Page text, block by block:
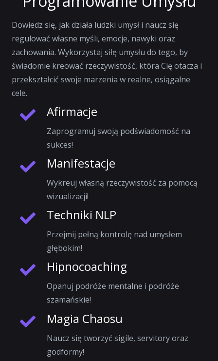
Dowiedz się, jak działa ludzki umysł i naucz się
regulować własne myśli, emocje, nawyki oraz
zachowania. Wykorzystaj siłę umysłu do tego, by
świadomie kreować rzeczywistość, która Cię otacza i
przekształcić swoje marzenia w realne, osiągalne
cele.
Afirmacje
Zaprogramuj swoją podświadomość na
sukces!
Manifestacje
Wykreuj własną rzeczywistość za pomocą
wizualizacji!
Techniki NLP
Przejmij pełną kontrolę nad umysłem
głębokim!
Hipnocoaching
Opanuj podróże mentalne i podróże
szamańskie!
Magia Chaosu
Naucz się tworzyć sigile, servitory oraz
godformy!